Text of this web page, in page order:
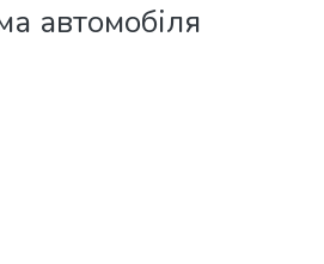
автомобіля